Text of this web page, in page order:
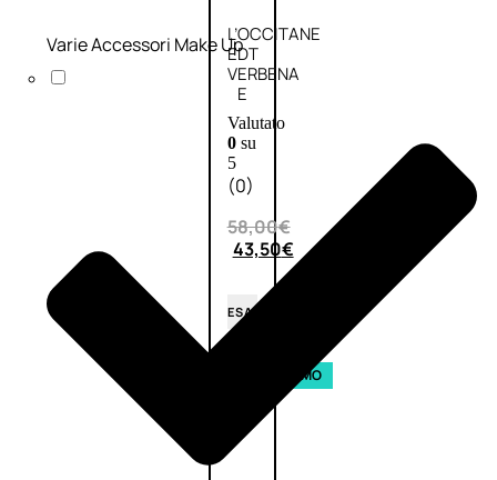
L’OCCITANE
EDT
VERBENA
E
Valutato
0su
5
(0)
58,00€
43,50€
ESAURITO
carrello
PROMO
Varie Accessori Make Up